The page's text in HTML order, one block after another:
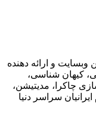
وبسایت و ارائه دهنده
کیهان شناسی،
چاکرا، مدیتیشن،
سراسر دنیا